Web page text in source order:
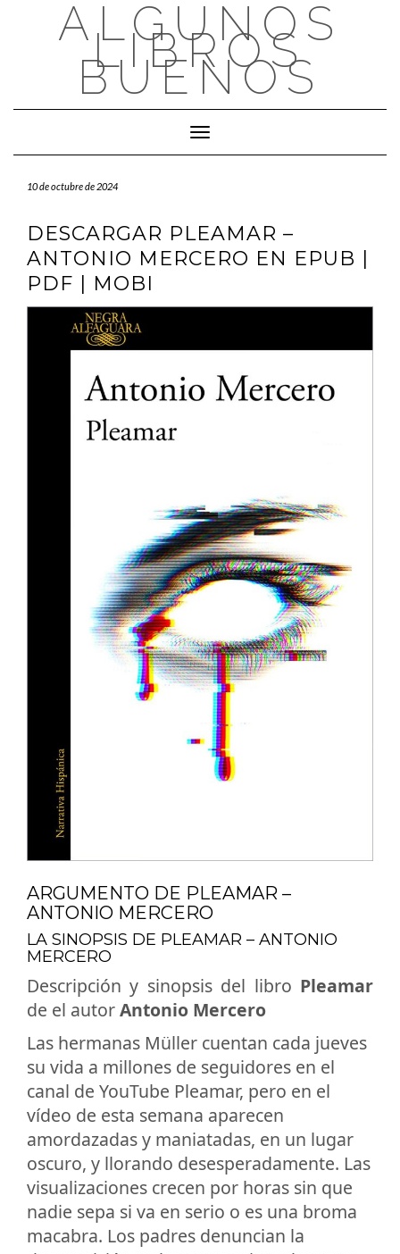
ALGUNOS
LIBROS
BUENOS
Cambiar modo de navegación
10 de octubre de 2024
DESCARGAR PLEAMAR –
ANTONIO MERCERO EN EPUB |
PDF | MOBI
ARGUMENTO DE PLEAMAR –
ANTONIO MERCERO
LA SINOPSIS DE PLEAMAR – ANTONIO
MERCERO
Descripción y sinopsis del libro Pleamar
de el autorAntonio Mercero
Las hermanas Müller cuentan cada jueves
su vida a millones de seguidores en el
canal de YouTube Pleamar, pero en el
vídeo de esta semana aparecen
amordazadas y maniatadas, en un lugar
oscuro, y llorando desesperadamente. Las
visualizaciones crecen por horas sin que
nadie sepa si va en serio o es una broma
macabra. Los padres denuncian la